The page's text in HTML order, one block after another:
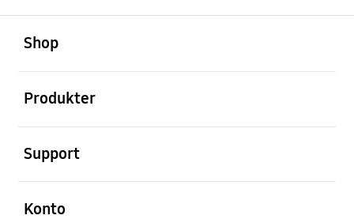
Shop
Produkter
Support
Konto